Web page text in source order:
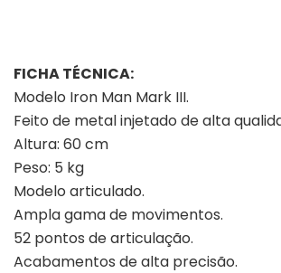
FICHA TÉCNICA:
Modelo Iron Man Mark III.
Feito de metal injetado de alta
Altura: 60 cm
Peso: 5 kg
Modelo articulado.
Ampla gama de movimentos.
52 pontos de articulação.
Acabamentos de alta precisão.